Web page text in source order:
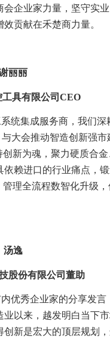
企业家力量，坚守实
贡献在禾楚商力量。
丽丽
具有限公司CEO
统集成服务商，我们
大会推动智造创新强
新为魂，聚力硬质合
赖进口的行业痛点，
理全流程数智化升级
汤逸
股份有限公司董助
优秀企业家的分享发
以来，越发明白当下
新是宏大的顶层规划